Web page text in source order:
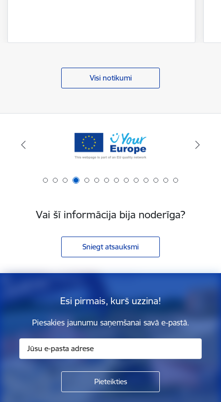
Visi notikumi
Vai šī informācija bija noderīga?
Sniegt atsauksmi
Esi pirmais, kurš uzzina!
Piesakies jaunumu saņemšanai savā e-pastā.